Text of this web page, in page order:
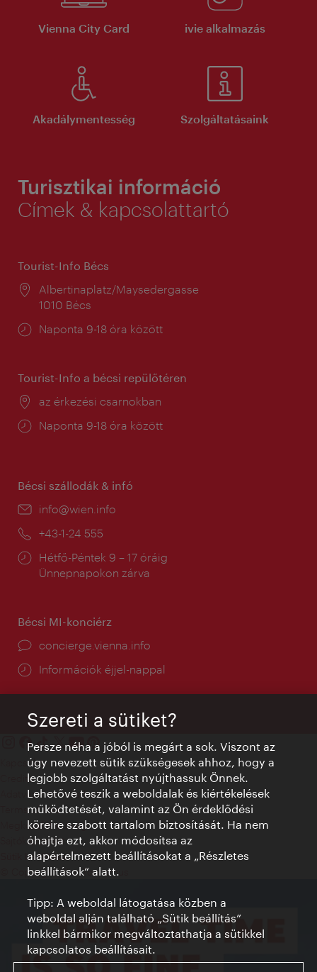
Vienna City Card ivie alkalmazás
Akadálymentesség Szolgáltatásaink
Turisztikai információ
Címek & kapcsolattartó
Tourist-Info Bécs
Helyszín:
Albertinaplatz/Maysedergasse
1010 Bécs
Nyitva
Naponta 9-18 óra között
Tourist-Info a bécsi repülőtéren
Helyszín:
az érkezési csarnokban
Nyitva
Naponta 9-18 óra között
Bécsi szállodák & infó
E-
info@wien.info
Telefon:
+43-1-24 555
Nyitva
tartás:
Hétfő-Péntek 9 – 17 óráig
Ünnepnapokon zárva
Bécsi MI-konciérz
concierge.vienna.info
Információk éjjel-nappal
Kapcsolat
Credits
Adatvédelmi nyilatkozat
Terms of Use
Megközelíthetőség
Sajtókapcsolat
Sütik beállítása
© Copyright WienTourismus
Szereti a sütiket?
Persze néha a jóból is megárt a sok. Viszont az
úgy nevezett sütik szükségesek ahhoz, hogy a
legjobb szolgáltatást nyújthassuk Önnek.
Lehetővé teszik a weboldalak és kiértékelések
működtetését, valamint az Ön érdeklődési
köreire szabott tartalom biztosítását. Ha nem
óhajtja ezt, akkor módosítsa az
alapértelmezett beállításokat a „Részletes
beállítások“ alatt.
Tipp: A weboldal látogatása közben a
weboldal alján található „Sütik beállítás”
linkkel bármikor megváltoztathatja a sütikkel
kapcsolatos beállításait.